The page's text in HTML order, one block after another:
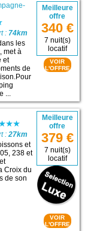
: 74km
les
met à
et
de
Meilleure
offre
340 €
7 nuit(s)
locatif
VOIR
L'OFFRE
:27km
et
238 et
Croix du
de son
Meilleure
offre
379 €
7 nuit(s)
locatif
VOIR
L'OFFRE